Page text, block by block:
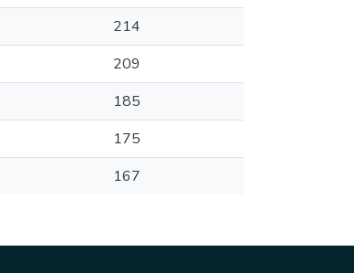
214
209
185
175
167